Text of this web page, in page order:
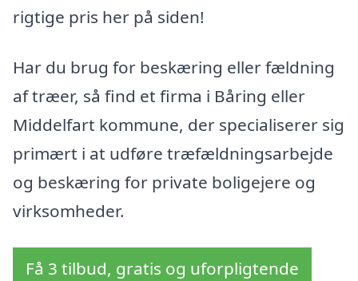
rigtige pris her på siden!
Har du brug for beskæring eller fældning
af træer, så find et firma i Båring eller
Middelfart kommune, der specialiserer sig
primært i at udføre træfældningsarbejde
og beskæring for private boligejere og
virksomheder.
Få 3 tilbud, gratis og uforpligtende